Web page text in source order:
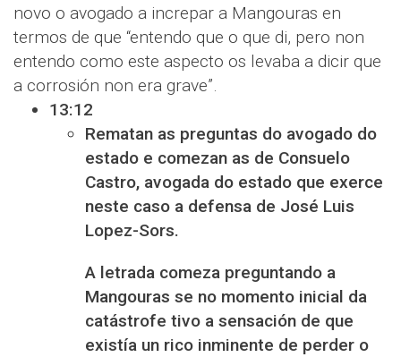
novo o avogado a increpar a Mangouras en
termos de que “entendo que o que di, pero non
entendo como este aspecto os levaba a dicir que
a corrosión non era grave”.
13:12
Rematan as preguntas do avogado do
estado e comezan as de Consuelo
Castro, avogada do estado que exerce
neste caso a defensa de José Luis
Lopez-Sors.
A letrada comeza preguntando a
Mangouras se no momento inicial da
catástrofe tivo a sensación de que
existía un rico inminente de perder o